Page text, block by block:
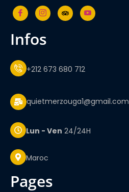
infos
+212 673 680 712
quietmerzouga1@gmail.com
Lun - Ven 24/24H
Maroc
pages